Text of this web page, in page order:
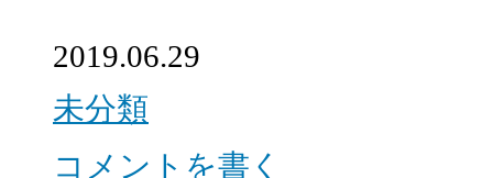
2019.06.29
未分類
コメントを書く